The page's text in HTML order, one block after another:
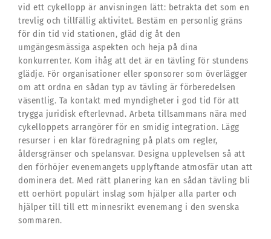
vid ett cykellopp är anvisningen lätt: betrakta det som en
trevlig och tillfällig aktivitet. Bestäm en personlig gräns
för din tid vid stationen, gläd dig åt den
umgängesmässiga aspekten och heja på dina
konkurrenter. Kom ihåg att det är en tävling för stundens
glädje. För organisationer eller sponsorer som överlägger
om att ordna en sådan typ av tävling är förberedelsen
väsentlig. Ta kontakt med myndigheter i god tid för att
trygga juridisk efterlevnad. Arbeta tillsammans nära med
cykelloppets arrangörer för en smidig integration. Lägg
resurser i en klar föredragning på plats om regler,
åldersgränser och spelansvar. Designa upplevelsen så att
den förhöjer evenemangets upplyftande atmosfär utan att
dominera det. Med rätt planering kan en sådan tävling bli
ett oerhört populärt inslag som hjälper alla parter och
hjälper till till ett minnesrikt evenemang i den svenska
sommaren.